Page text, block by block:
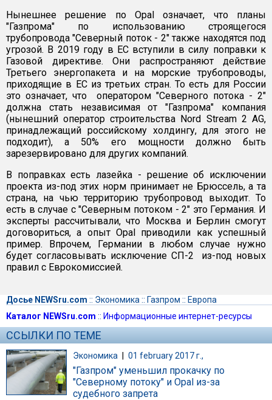
Нынешнее решение по Opal означает, что планы
"Газпрома" по использованию строящегося
трубопровода "Северный поток - 2" также находятся под
угрозой. В 2019 году в ЕС вступили в силу поправки к
Газовой директиве. Они распространяют действие
Третьего энергопакета и на морские трубопроводы,
приходящие в ЕС из третьих стран. То есть для России
это означает, что оператором "Северного потока - 2"
должна стать независимая от "Газпрома" компания
(нынешний оператор строительства Nord Stream 2 AG,
принадлежащий российскому холдингу, для этого не
подходит), а 50% его мощности должно быть
зарезервировано для других компаний.
В поправках есть лазейка - решение об исключении
проекта из-под этих норм принимает не Брюссель, а та
страна, на чью территорию трубопровод выходит. То
есть в случае с "Северным потоком - 2" это Германия. И
эксперты рассчитывали, что Москва и Берлин смогут
договориться, а опыт Opal приводили как успешный
пример. Впрочем, Германии в любом случае нужно
будет согласовывать исключение СП-2 из-под новых
правил с Еврокомиссией.
Досье NEWSru.com :: Экономика :: Газпром :: Европа
Каталог NEWSru.com :: Информационные интернет-ресурсы
ССЫЛКИ ПО ТЕМЕ
Экономика | 01 february 2017 г.,
"Газпром" уменьшил прокачку по
"Северному потоку" и Opal из-за
судебного запрета